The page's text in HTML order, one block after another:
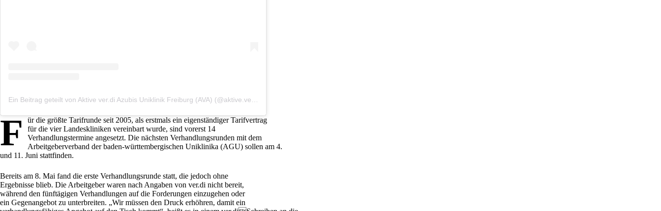
F
ür die größte Tarifrunde seit 2005, als erstmals ein eigenständiger Tarifvertrag
für die vier Landeskliniken vereinbart wurde, sind vorerst 14
Verhandlungstermine angesetzt. Die nächsten Verhandlungsrunden mit dem
Arbeitgeberverband der baden-württembergischen Uniklinika (AGU) sollen am 4.
und 11. Juni stattfinden.
Bereits am 8. Mai fand die erste Verhandlungsrunde statt, die jedoch ohne
Ergebnisse blieb. Die Arbeitgeber waren nach Angaben von ver.di nicht bereit,
während den fünftägigen Verhandlungen auf die Forderungen einzugehen oder
ein Gegenangebot zu unterbreiten. „Wir müssen den Druck erhöhren, damit ein